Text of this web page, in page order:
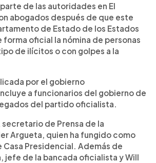
de las autoridades en El
abogados después de que este
de Estado de los Estados
forma oficial la nómina de personas
de ilícitos o con golpes a la
por el gobierno
a funcionarios del gobierno de
del partido oficialista.
secretario de Prensa de la
Argueta, quien ha fungido como
Casa Presidencial. Además de
jefe de la bancada oficialista y Will